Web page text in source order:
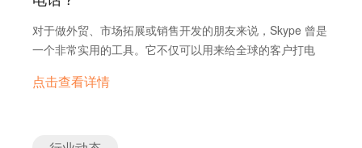
对于做外贸、市场拓展或销售开发的朋友来说，Skype 曾是
一个非常实用的工具。它不仅可以用来给全球的客户打电
系人时，Skype 是少数能“打通陌生人”的通信利器。 随着
点击查看详情